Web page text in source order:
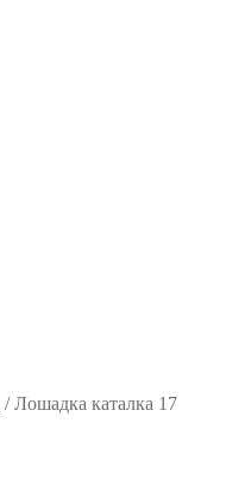
/Лошадка каталка 17